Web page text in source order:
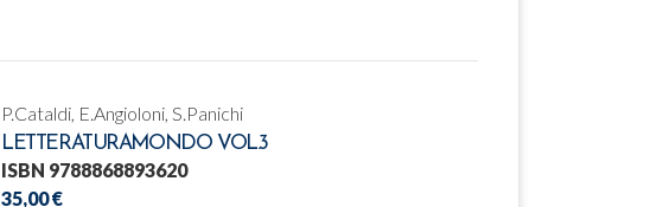
P.Cataldi, E.Angioloni, S.Panichi
LETTERATURAMONDO VOL.3
ISBN 9788868893620
35,00 €